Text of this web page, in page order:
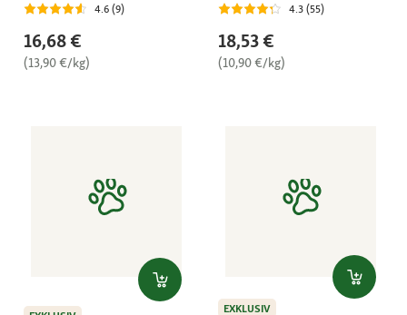
4.6 (9)
16,68 €
(13,90 €/kg)
4.3 (55)
18,53 €
(10,90 €/kg)
EXKLUSIV